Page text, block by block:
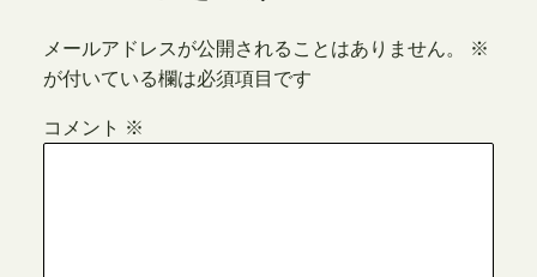
メールアドレスが公開されることはありません。
※
が付いている欄は必須項目です
コメント ※